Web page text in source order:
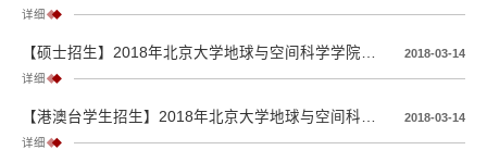
详细
2018-03-14
详细
2018-03-14
详细